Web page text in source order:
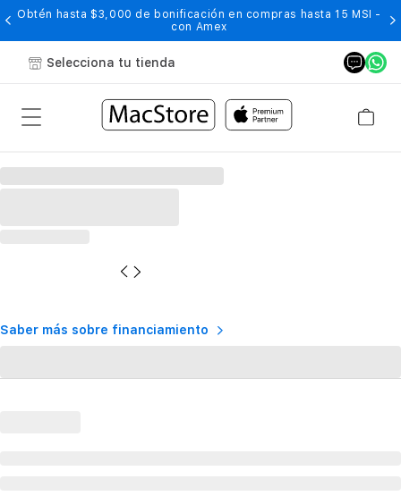
Obtén hasta $3,000 de bonificación en compras hasta 15 MSI -
con Amex
Selecciona tu tienda
Saber más sobre financiamiento